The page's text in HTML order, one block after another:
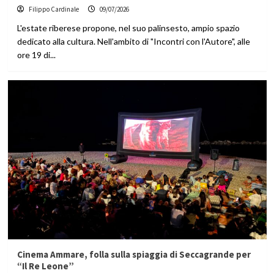
Filippo Cardinale 09/07/2026
L'estate riberese propone, nel suo palinsesto, ampio spazio
dedicato alla cultura. Nell'ambito di "Incontri con l'Autore", alle
ore 19 di...
Cinema Ammare, folla sulla spiaggia di Seccagrande per
“Il Re Leone”